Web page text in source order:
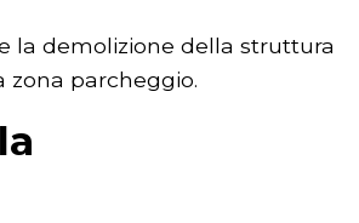
la demolizione della struttura
zona parcheggio.